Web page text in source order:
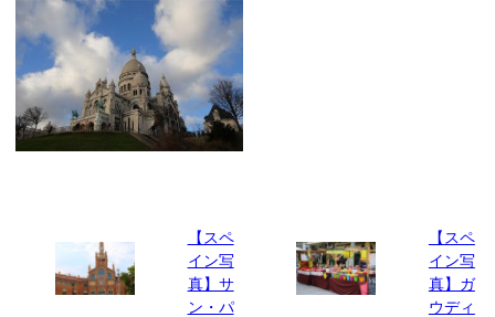
【スペ
イン写
真】サ
ン・パ
【スペ
イン写
真】ガ
ウディ